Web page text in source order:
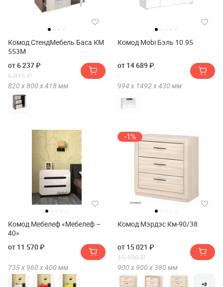
Комод СтендМебель Баса КМ
553М
от 6 237 ₽
6 815 ₽
820 х800 х418мм
Комод Mobi Бэль 10.95
от 14 689 ₽
994 х 1492 х430 мм
Комод Мебелеф «Мебелеф –
40»
от 11 570 ₽
735 х 960 х400 мм
-1%
Комод Мэрдэс Км-90/38
от 15 021 ₽
15 190 ₽
900 х 900 х380 мм
+8